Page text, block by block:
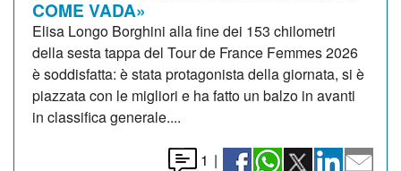
COME VADA»
Elisa Longo Borghini alla fine dei 153 chilometri
della sesta tappa del Tour de France Femmes 2026
è soddisfatta: è stata protagonista della giornata, si è
piazzata con le migliori e ha fatto un balzo in avanti
in classifica generale....
1 |